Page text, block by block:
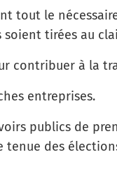
tout le
tirées au
contribuer à la
entreprises.
publics de
tenue des